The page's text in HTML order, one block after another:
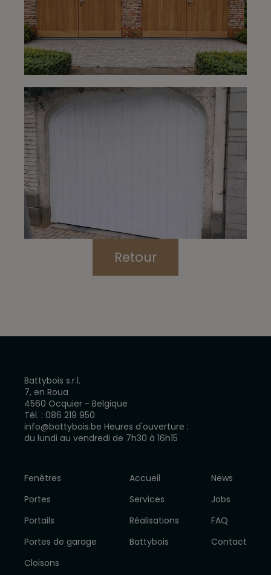
Retour
Battybois s.r.l.
7, en Roua
4560 Ocquier - Belgique
Tél. : 086 219 950
info@battybois.be Heures d'ouverture :
du lundi au vendredi de 7h30 à 16h15
Fenêtres
Portes
Portails
Portes de garage
Cloisons
Accueil
Services
Réalisations
Battybois
News
Jobs
FAQ
Contact